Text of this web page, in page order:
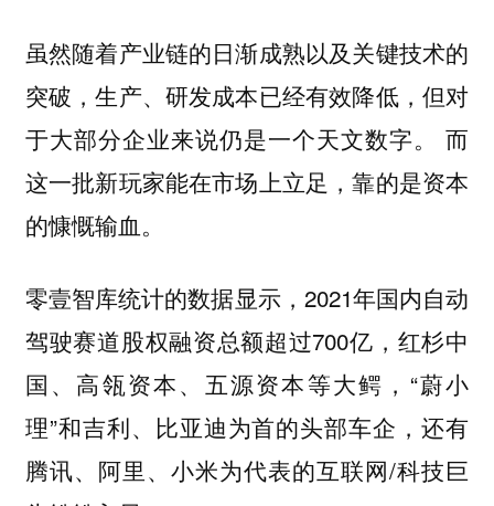
虽然随着产业链的日渐成熟以及关键技术的
突破，生产、研发成本已经有效降低，但对
于大部分企业来说仍是一个天文数字。而
这一批新玩家能在市场上立足，靠的是资本
的慷慨输血。
零壹智库统计的数据显示，2021年国内自动
驾驶赛道股权融资总额超过700亿，红杉中
国、高瓴资本、五源资本等大鳄，“蔚小
理”和吉利、比亚迪为首的头部车企，还有
腾讯、阿里、小米为代表的互联网/科技巨